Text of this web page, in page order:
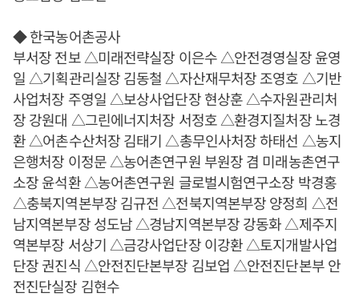
◆ 한국농어촌공사
부서장 전보 △미래전략실장 이은수 △안전경영실장 윤영
일 △기획관리실장 김동철 △자산재무처장 조영호 △기반
사업처장 주영일 △보상사업단장 현상훈 △수자원관리처
장 강원대 △그린에너지처장 서정호 △환경지질처장 노경
환 △어촌수산처장 김태기 △총무인사처장 하태선 △농지
은행처장 이정문 △농어촌연구원 부원장 겸 미래농촌연구
소장 윤석환 △농어촌연구원 글로벌시험연구소장 박경홍
△충북지역본부장 김규전 △전북지역본부장 양정희 △전
남지역본부장 성도남 △경남지역본부장 강동화 △제주지
역본부장 서상기 △금강사업단장 이강환 △토지개발사업
단장 권진식 △안전진단본부장 김보업 △안전진단본부 안
전진단실장 김현수